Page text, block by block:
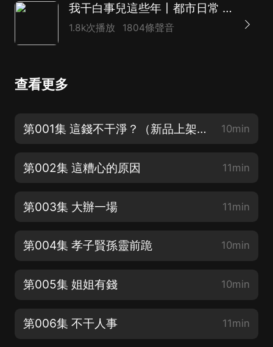
我干白事兒這些年丨都市日常 多人有聲劇|民俗秘聞
1.8k次播放 1804條聲音
查看更多
第001集 這錢不干淨？（新品上架，訂閱點讚+關注！） 10min
第002集 這糟心的原因 11min
第003集 大辦一場 11min
第004集 孝子賢孫靈前跪 10min
第005集 姐姐有錢 10min
第006集 不干人事 11min